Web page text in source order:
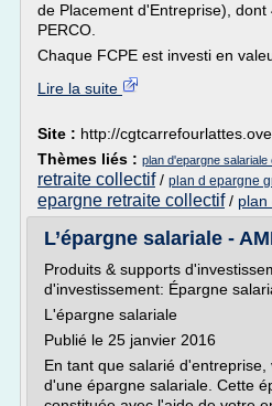
de Placement d'Entreprise), dont
PERCO.
Chaque FCPE est investi en
Lire la suite
Site : http://
Thèmes liés : plan d'epargne salariale
retraite collectif/ plan d epargne
epargne retraite collectif/ plan
L’épargne salariale -
Produits & supports
d'investissement: Épargne
L'épargne salariale
Publié le 25 janvier 2016
En tant que salarié
d'une épargne salariale. Cette